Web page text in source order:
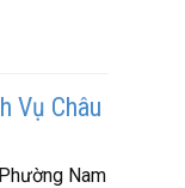
Vụ Châu
Nam